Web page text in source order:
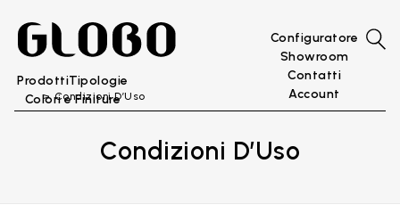
ProdottiTipologie
Colori e Finiture
Configuratore
Showroom
Contatti
Account
Condizioni D’Uso
Condizioni D’Uso